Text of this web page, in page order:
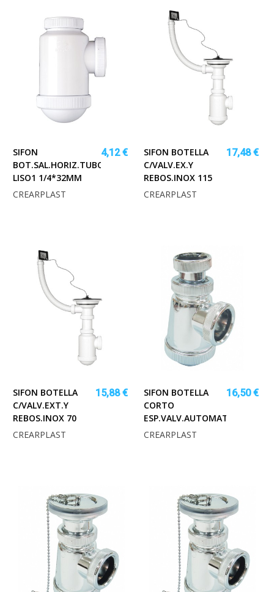
SIFON
BOT.SAL.HORIZ.TUBOS
LISO1 1/4*32MM
4,12 €
CREARPLAST
SIFON BOTELLA
C/VALV.EX.Y
REBOS.INOX 115
17,48 €
CREARPLAST
SIFON BOTELLA
C/VALV.EXT.Y
REBOS.INOX 70
15,88 €
CREARPLAST
SIFON BOTELLA
CORTO
ESP.VALV.AUTOMATICAS
16,50 €
CREARPLAST